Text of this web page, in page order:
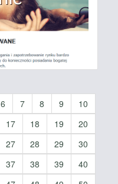
6 7 8 9
10
17 18 19
20
27 28 29
30
37 38 39
40